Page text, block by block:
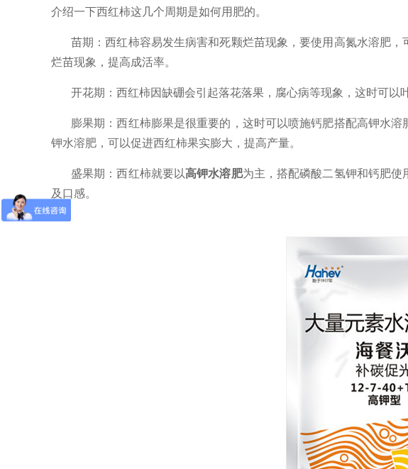
介绍一下西红柿这几个周期是如何用肥的。
苗期：西红柿容易发生病害和死颗烂苗现象，要使用高氮水溶肥
烂苗现象，提高成活率。
开花期：西红柿因缺硼会引起落花落果，腐心病等现象，这时可以
膨果期：西红柿膨果是很重要的，这时可以喷施钙肥搭配高钾水
钾水溶肥，可以促进西红柿果实膨大，提高产量。
盛果期：西红柿就要以高钾水溶肥为主，搭配磷酸二氢钾和钙肥
及口感。